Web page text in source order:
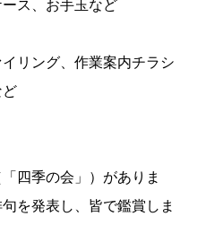
ス、お手玉など
リング、作業案内チラシ
ど
四季の会」）がありま
を発表し、皆で鑑賞しま